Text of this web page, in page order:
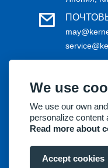
Авторские права ©
We use
We use our own
personalize content
Read more about
Accept cookies